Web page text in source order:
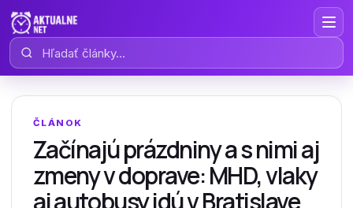
Hľadať články
ČLÁNOK
Začínajú prázdniny a s nimi aj
zmeny v doprave: MHD, vlaky
aj autobusy idú v Bratislave